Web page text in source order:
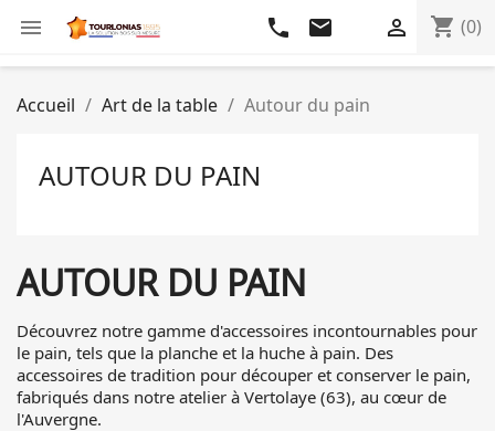
 shopping_cart (0)

phone email
Accueil Art de la table Autour du pain
AUTOUR DU PAIN
AUTOUR DU PAIN
Découvrez notre gamme d'accessoires incontournables pour
le pain, tels que la planche et la huche à pain. Des
accessoires de tradition pour découper et conserver le pain,
fabriqués dans notre atelier à Vertolaye (63), au cœur de
l'Auvergne.